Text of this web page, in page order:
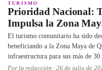
TURISMO
Prioridad Nacional:
Impulsa la Zona
El turismo comunitario ha sido
beneficiando a la Zona Maya de
infraestructura para sus más de
visitantes anuales. Este modelo
Por la redacción · 26 de julio de